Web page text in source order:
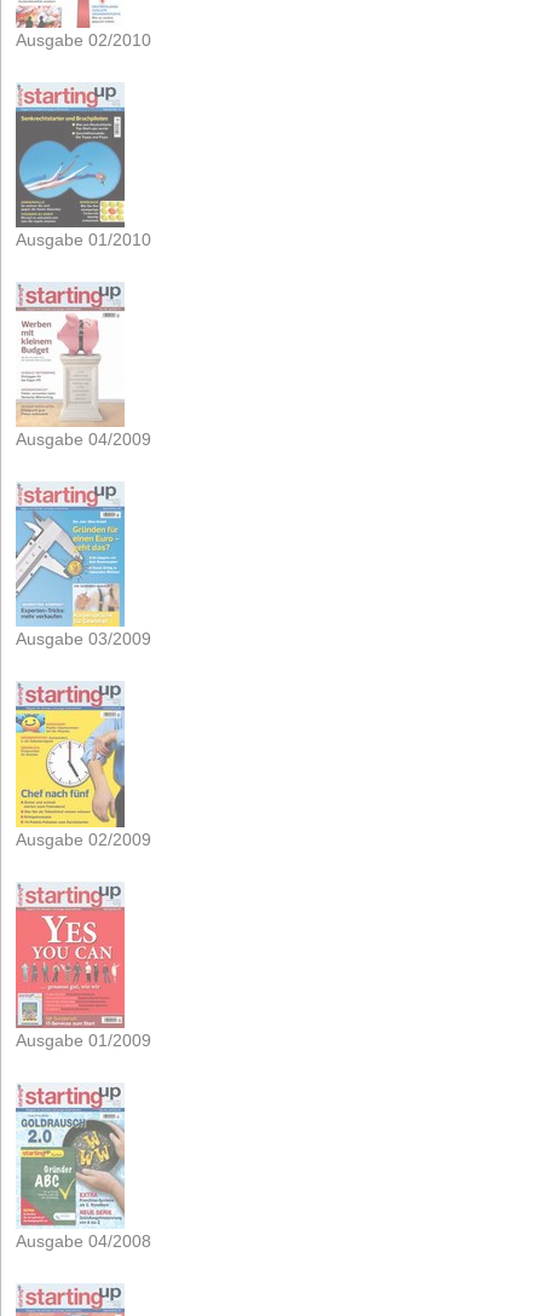
Ausgabe 02/2010
Ausgabe 01/2010
Ausgabe 04/2009
Ausgabe 03/2009
Ausgabe 02/2009
Ausgabe 01/2009
Ausgabe 04/2008